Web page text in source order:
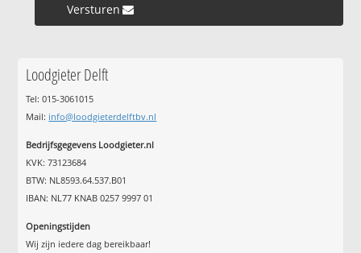
Versturen »
Loodgieter Delft
Tel: 015-3061015
Mail: info@loodgieterdelftbv.nl
Bedrijfsgegevens Loodgieter.nl
KVK: 73123684
BTW: NL8593.64.537.B01
IBAN: NL77 KNAB 0257 9997 01
Openingstijden
Wij zijn iedere dag bereikbaar!